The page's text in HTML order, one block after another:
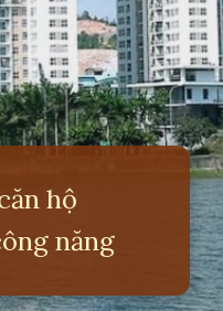
hộ
năng